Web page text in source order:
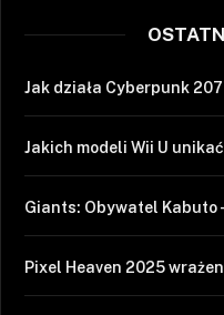
Jak działa Cyberpunk
Jakich modeli Wii U
Giants: Obywatel Kabuto
Pixel Heaven 2025